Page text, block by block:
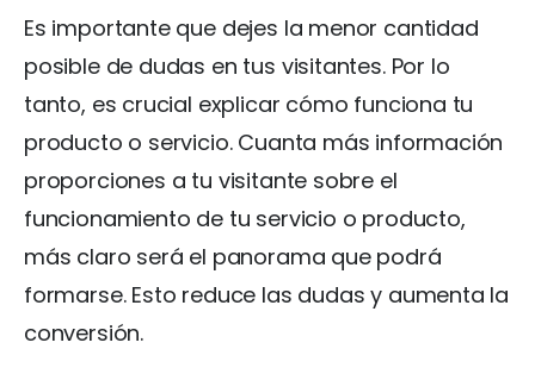
Es importante que dejes la menor cantidad
posible de dudas en tus visitantes. Por lo
tanto, es crucial explicar cómo funciona tu
producto o servicio. Cuanta más información
proporciones a tu visitante sobre el
funcionamiento de tu servicio o producto,
más claro será el panorama que podrá
formarse. Esto reduce las dudas y aumenta la
conversión.